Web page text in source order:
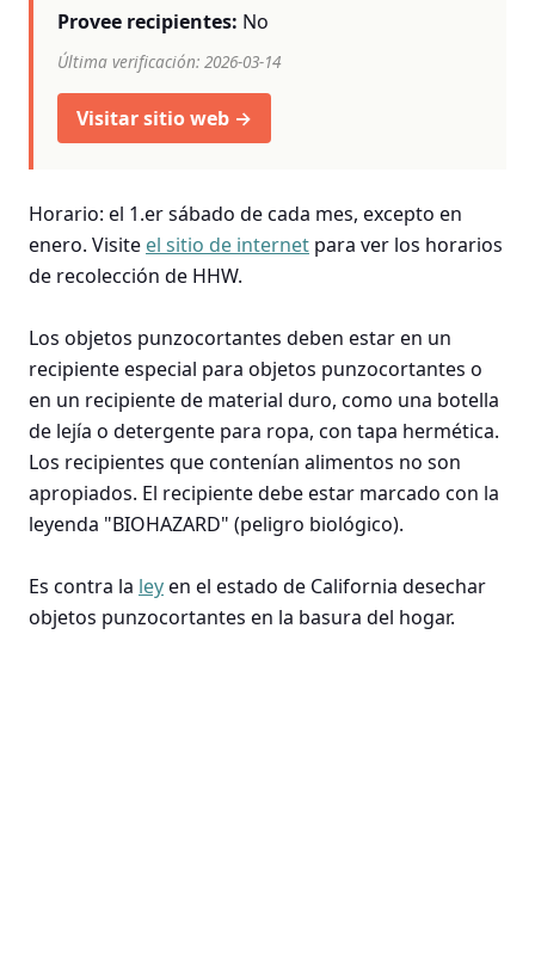
Provee recipientes: No
Última verificación: 2026-03-14
Visitar sitio web →
Horario: el 1.er sábado de cada mes, excepto en
enero. Visite el sitio de internet para ver los horarios
de recolección de HHW.
Los objetos punzocortantes deben estar en un
recipiente especial para objetos punzocortantes o
en un recipiente de material duro, como una botella
de lejía o detergente para ropa, con tapa hermética.
Los recipientes que contenían alimentos no son
apropiados. El recipiente debe estar marcado con la
leyenda "BIOHAZARD" (peligro biológico).
Es contra la leyen el estado de California desechar
objetos punzocortantes en la basura del hogar.